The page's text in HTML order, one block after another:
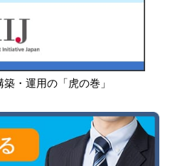
・運用の「虎の巻」